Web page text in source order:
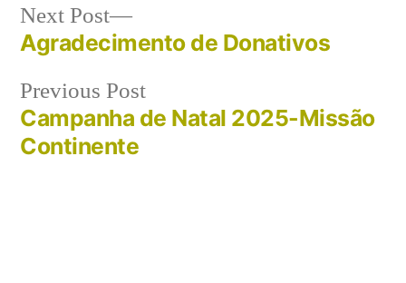
Post
navigation
Previous PostPrevious
post:
Campanha de Natal 2025-Missão
Continente
Next Post
Next
post:
Agradecimento de Donativos